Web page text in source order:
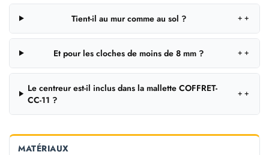
Tient-il au mur comme au sol ? ＋
Et pour les cloches de moins de 8 mm ? ＋
Le centreur est-il inclus dans la mallette COFFRET-
CC-11 ?
＋
MATÉRIAUX